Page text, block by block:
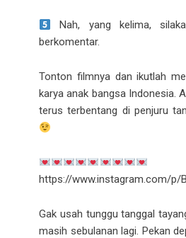
Nah, yang kelima,
berkomentar.
Tonton filmnya dan ikutlah
karya anak bangsa Indonesia.
terus terbentang di penjuru
https://www.instagram.com/p/
Gak usah tunggu tanggal
masih sebulanan lagi. Pekan